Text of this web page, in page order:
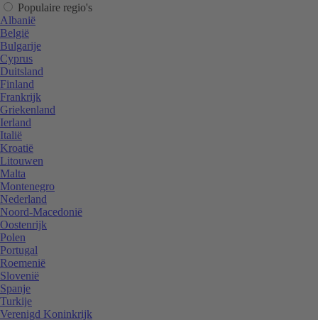
Populaire regio's
Albanië
België
Bulgarije
Cyprus
Duitsland
Finland
Frankrijk
Griekenland
Ierland
Italië
Kroatië
Litouwen
Malta
Montenegro
Nederland
Noord-Macedonië
Oostenrijk
Polen
Portugal
Roemenië
Slovenië
Spanje
Turkije
Verenigd Koninkrijk